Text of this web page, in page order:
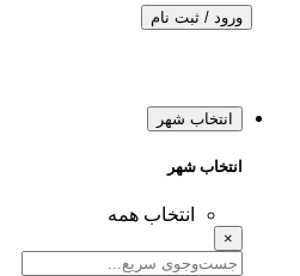
ورود / ثبت نام
انتخاب شهر
انتخاب شهر
انتخاب همه
×